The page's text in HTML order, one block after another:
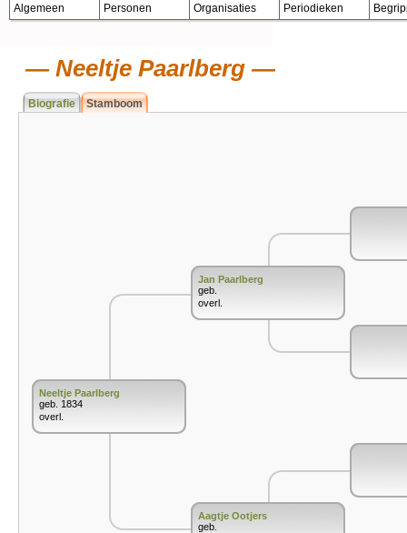
Algemeen Personen Organisaties Periodieken
Neeltje Paarlberg
Biografie Stamboom
Neeltje Paarlberg
geb. 1834
overl.
Jan Paarlberg
geb.
overl.
Aagtje Ootjers
geb.